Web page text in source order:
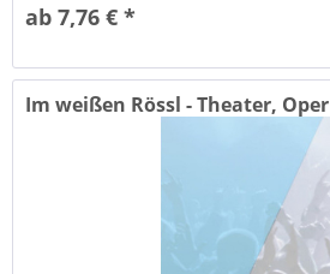
ab 7,76 € *
Im weißen Rössl - Theater,